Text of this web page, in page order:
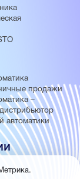
продажи
–
автоматики